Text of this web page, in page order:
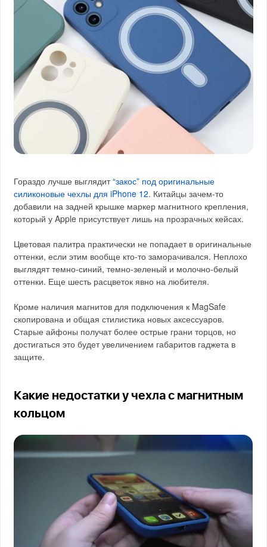
Гораздо лучше выглядит“закос” под оригинальные
силиконовые чехлы для iPhone 12. Китайцы зачем-то
добавили на задней крышке маркер магнитного крепления,
который у Apple присутствует лишь на прозрачных кейсах.
Цветовая палитра практически не попадает в оригинальные
оттенки, если этим вообще кто-то заморачивался. Неплохо
выглядят темно-синий, темно-зеленый и молочно-белый
оттенки. Еще шесть расцветок явно на любителя.
Кроме наличия магнитов для подключения к MagSafe
скопирована и общая стилистика новых аксессуаров.
Старые айфоны получат более острые грани торцов, но
достигаться это будет увеличением габаритов гаджета в
защите.
Какие недостатки у чехла с магнитным
кольцом